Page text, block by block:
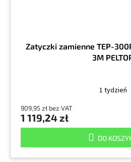
Zatyczki zamienne TEP-
3M
1 tydzień
909,95 zł bez VAT
1 119,24 zł
DO